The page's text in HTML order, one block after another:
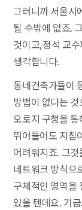
그러니까 서울시
될 수밖에 없죠.
것이고, 정석 교
생각합니다.
동네건축가들이
방법이 없다는
오로지 구청을 통
뛰어들어도 지침
어려워지죠. 그
네트워크 방식으
구체적인 영역을
있을 텐데요. 기